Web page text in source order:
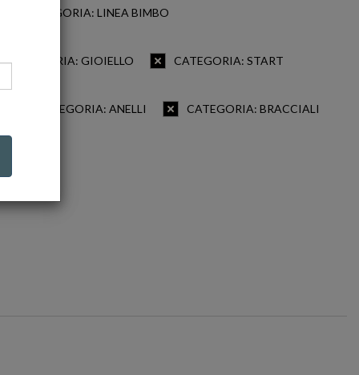
CATEGORIA: LINEA BIMBO
CATEGORIA: GIOIELLO CATEGORIA: START
CATEGORIA: ANELLI CATEGORIA: BRACCIALI